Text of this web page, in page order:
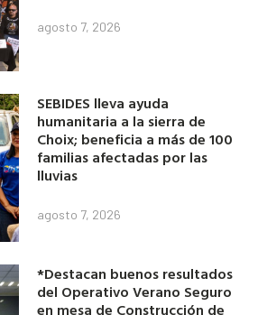
agosto 7, 2026
SEBIDES lleva ayuda
humanitaria a la sierra de
Choix; beneficia a más de 100
familias afectadas por las
lluvias
agosto 7, 2026
*Destacan buenos resultados
del Operativo Verano Seguro
en mesa de Construcción de